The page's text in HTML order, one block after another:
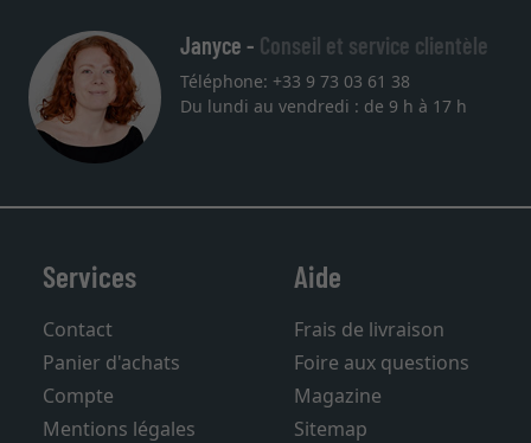
Janyce - Conseil et service clientèle
Téléphone: +33 9 73 03 61 38
Du lundi au vendredi : de 9 h à 17 h
Services
Contact
Panier d'achats
Compte
Mentions légales
Aide
Frais de livraison
Foire aux questions
Magazine
Sitemap